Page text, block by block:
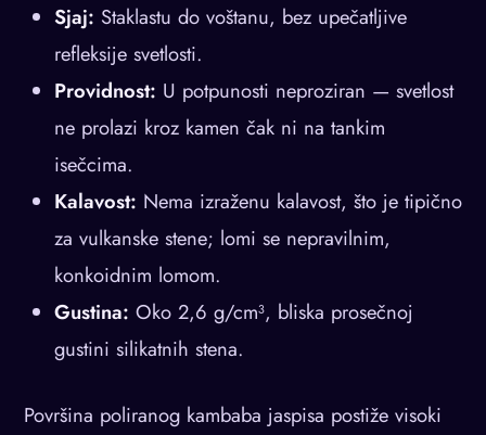
Sjaj: Staklastu do voštanu, bez upečatljive
refleksije svetlosti.
Providnost: U potpunosti neproziran — svetlost
ne prolazi kroz kamen čak ni na tankim
isečcima.
Kalavost: Nema izraženu kalavost, što je tipično
za vulkanske stene; lomi se nepravilnim,
konkoidnim lomom.
Gustina: Oko 2,6 g/cm³, bliska prosečnoj
gustini silikatnih stena.
Površina poliranog kambaba jaspisa postiže visoki